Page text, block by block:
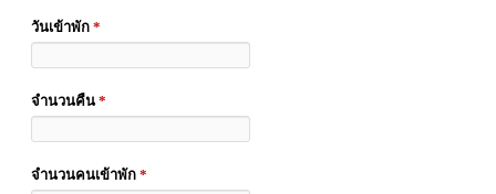
วันเข้าพัก *
จำนวนคืน *
จำนวนคนเข้าพัก *